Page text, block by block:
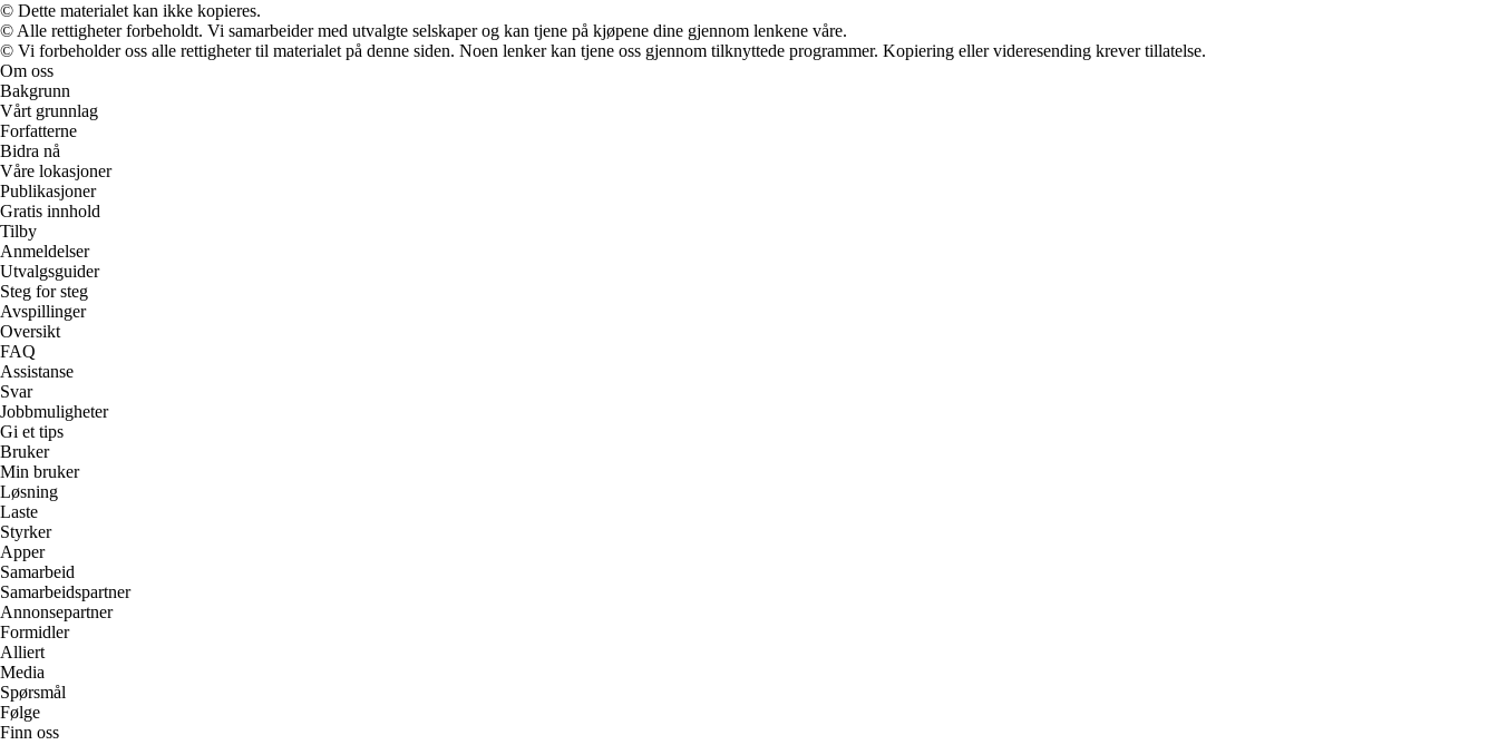
© Dette materialet kan ikke kopieres.
© Alle rettigheter forbeholdt. Vi samarbeider med utvalgte selskaper og kan tjene på kjøpene dine gjennom lenkene våre.
© Vi forbeholder oss alle rettigheter til materialet på denne siden. Noen lenker kan tjene oss gjennom tilknyttede programmer. Kopiering eller videresending krever tillatelse.
Om oss
Bakgrunn
Vårt grunnlag
Forfatterne
Bidra nå
Våre lokasjoner
Publikasjoner
Gratis innhold
Tilby
Anmeldelser
Utvalgsguider
Steg for steg
Avspillinger
Oversikt
FAQ
Assistanse
Svar
Jobbmuligheter
Gi et tips
Bruker
Min bruker
Løsning
Laste
Styrker
Apper
Samarbeid
Samarbeidspartner
Annonsepartner
Formidler
Alliert
Media
Spørsmål
Følge
Finn oss